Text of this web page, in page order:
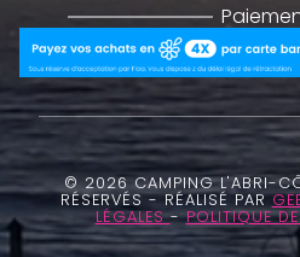
© 2026 CAMPING L'ABRI-
RÉSERVÉS - RÉALISÉ PAR
LÉGALES-POLITIQUE